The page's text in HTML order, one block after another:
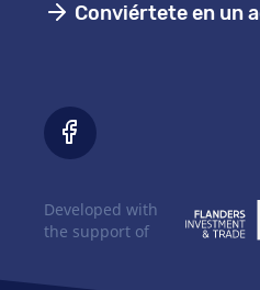
Conviértete en un
Developed with
the support of